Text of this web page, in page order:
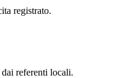
registrato.
referenti locali.